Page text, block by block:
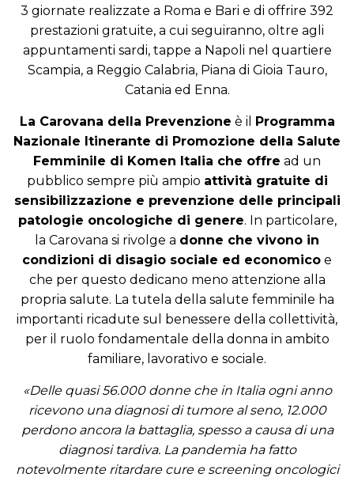
3 giornate realizzate a Roma e Bari e di offrire 392
prestazioni gratuite, a cui seguiranno, oltre agli
appuntamenti sardi, tappe a Napoli nel quartiere
Scampia, a Reggio Calabria, Piana di Gioia Tauro,
Catania ed Enna.
La Carovana della Prevenzione è il
Programma
Nazionale Itinerante di Promozione della Salute
Femminile di Komen Italia che offre ad un
pubblico sempre più ampio attività gratuite di
sensibilizzazione e prevenzione delle principali
patologie oncologiche di genere. In particolare,
la Carovana si rivolge a donne che vivono in
condizioni di disagio sociale ed economico e
che per questo dedicano meno attenzione alla
propria salute. La tutela della salute femminile ha
importanti ricadute sul benessere della collettività,
per il ruolo fondamentale della donna in ambito
familiare, lavorativo e sociale.
«Delle quasi 56.000 donne che in Italia ogni anno
ricevono una diagnosi di tumore al seno, 12.000
perdono ancora la battaglia, spesso a causa di una
diagnosi tardiva. La pandemia ha fatto
notevolmente ritardare cure e screening oncologici